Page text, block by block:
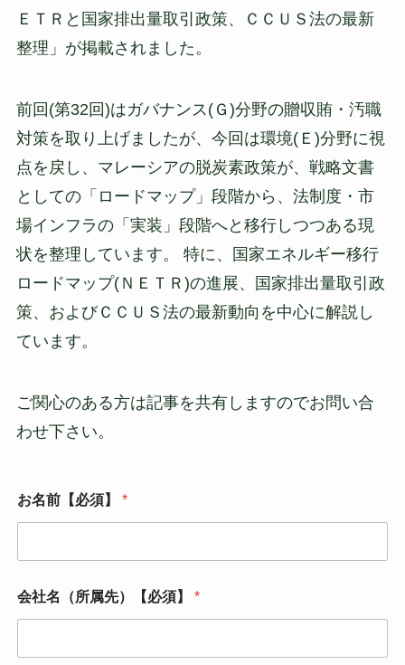
ＥＴＲと国家排出量取引政策、ＣＣＵＳ法の最新
整理」が掲載されました。
前回(第32回)はガバナンス(Ｇ)分野の贈収賄・汚職
対策を取り上げましたが、今回は環境(Ｅ)分野に視
点を戻し、マレーシアの脱炭素政策が、戦略文書
としての「ロードマップ」段階から、法制度・市
場インフラの「実装」段階へと移行しつつある現
状を整理しています。 特に、国家エネルギー移行
ロードマップ(ＮＥＴＲ)の進展、国家排出量取引政
策、およびＣＣＵＳ法の最新動向を中心に解説し
ています。
ご関心のある方は記事を共有しますのでお問い合
わせ下さい。
お名前【必須】 *
会社名（所属先）【必須】 *